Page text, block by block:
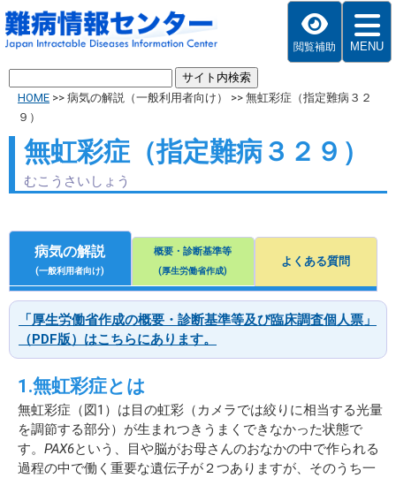
閲覧補助 MENU
HOME >> 病気の解説（一般利用者向け） >> 無虹彩症（指定難病３２
９）
無虹彩症（指定難病３２９）
むこうさいしょう
病気の解説
(一般利用者向け)
概要・診断基準等
(厚生労働省作成)
よくある質問
「厚生労働省作成の概要・診断基準等及び臨床調査個人票」
（PDF版）はこちらにあります。
1.無虹彩症とは
無虹彩症（図1）は目の虹彩（カメラでは絞りに相当する光量
を調節する部分）が生まれつきうまくできなかった状態で
す。 PAX6という、目や脳がお母さんのおなかの中で作られる
過程の中で働く重要な遺伝子が２つありますが、そのうち一